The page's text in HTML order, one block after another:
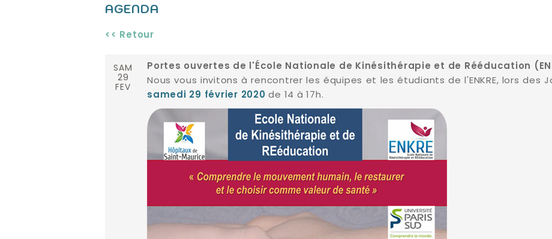
AGENDA
<< Retour
SAM
29
FEV
Portes ouvertes de l'École Nationale de Kinésithérapie et de Rééducation
Nous vous invitons à rencontrer les équipes et les étudiants de l'ENKRE, lors des
samedi 29 février 2020 de 14 à 17h.